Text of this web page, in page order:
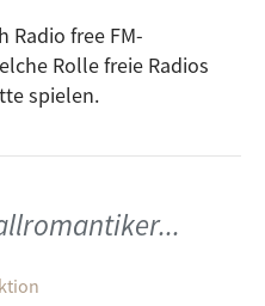
Radio free FM-
Rolle freie Radios
spielen.